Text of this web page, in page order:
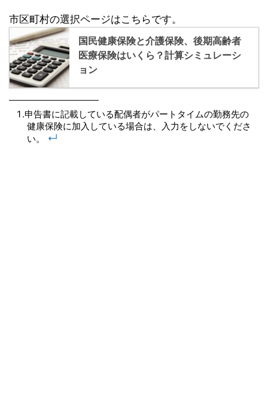
市区町村の選択ページはこちらです。
国民健康保険と介護保険、後期高齢者
医療保険はいくら？計算シミュレーシ
ョン
申告書に記載している配偶者がパートタイムの勤務先の
健康保険に加入している場合は、入力をしないでくださ
い。
↵